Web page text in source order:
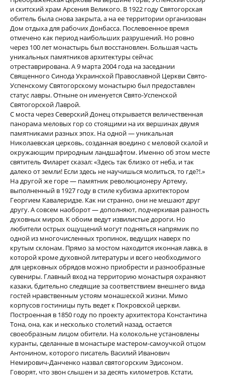
и скитский храм Арсения Великого. В 1922 году Святогорская
обитель была снова закрыта, а на ее территории организован
Дом отдыха для рабочих Донбасса. Послевоенное время
отмечено как период наибольших разрушений. Но ровно
через 100 лет монастырь был восстановлен. Большая часть
уникальных памятников архитектуры сейчас
отреставрирована. А 9 марта 2004 года на заседании
Священного Синода Украинской Православной Церкви Свято-
Успенскому Святогорскому монастырю был предоставлен
статус лавры. Отныне он именуется Свято-Успенской
Святогорской Лаврой.
С моста через Северский Донец открывается величественная
панорама меловых гор со стоящими на их вершинах двумя
памятниками разных эпох. На одной — уникальная
Николаевская церковь, созданная воедино с меловой скалой и
окружающим природным ландшафтом. Именно об этом месте
святитель Филарет сказал: «Здесь так близко от неба, и так
далеко от земли! Если здесь не научишься молиться, то где?!.»
На другой же горе — памятник революционеру Артему,
выполненный в 1927 году в стиле кубизма архитектором
Георгием Кавалеридзе. Как ни странно, они не мешают друг
другу. А совсем наоборот — дополняют, подчеркивая разность
духовных миров. К обоим ведут извилистые дороги. Но
любители острых ощущений могут подняться напрямик по
одной из многочисленных тропинок, ведущих наверх по
крутым склонам. Прямо за мостом находится иконная лавка, в
которой кроме духовной литературы и всего необходимого
для церковных обрядов можно приобрести и разнообразные
сувениры. Главный вход на территорию монастыря охраняют
казаки, бдительно следящие за соответствием внешнего вида
гостей нравственным устоям монашеской жизни. Мимо
корпусов гостиницы путь ведет к Покровской церкви.
Построенная в 1850 году по проекту архитектора Константина
Тона, она, как и несколько столетий назад, остается
своеобразным лицом обители. На колокольне установлены
куранты, сделанные в монастыре мастером-самоучкой отцом
Антонином, которого писатель Василий Иванович
Немирович-Данченко назвал святогорским Эдисоном.
Говорят, что звон слышен и за десять километров. Кстати,